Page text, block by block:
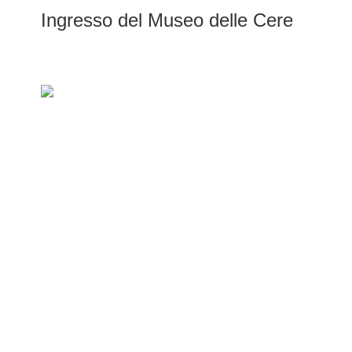
Ingresso del Museo delle Cere